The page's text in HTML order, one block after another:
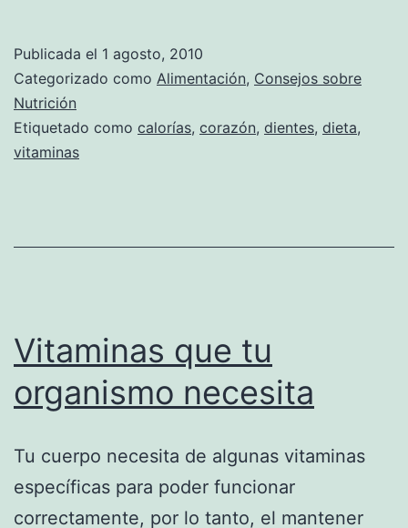
bueno
manzana?
Publicada el 1 agosto, 2010
Categorizado como Alimentación, Consejos sobre
Nutrición
Etiquetado como calorías, corazón, dientes, dieta,
vitaminas
Vitaminas que tu
organismo necesita
Tu cuerpo necesita de algunas vitaminas
específicas para poder funcionar
correctamente, por lo tanto, el mantener